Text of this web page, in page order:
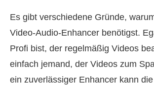
Es gibt verschiedene Gründe,
Video-Audio-Enhancer benötigst.
Profi bist, der regelmäßig Videos
einfach jemand, der Videos zum
ein zuverlässiger Enhancer kann die